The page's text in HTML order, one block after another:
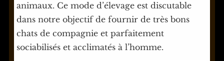
animaux. Ce mode d’élevage est discutable
dans notre objectif de fournir de très bons
chats de compagnie et parfaitement
sociabilisés et acclimatés à l’homme.